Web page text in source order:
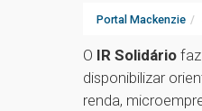
Portal Mackenzie
O IR Solidário
disponibilizar
renda,